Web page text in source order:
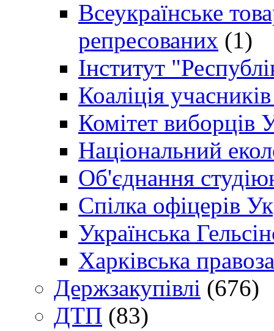
Всеукраїнське
репресованих (1)
Інститут
Коаліція
Комітет виборців
Національний
Об'єднання
Спілка офіцерів
Українська
Харківська
Держзакупівлі (676)
ДТП (83)